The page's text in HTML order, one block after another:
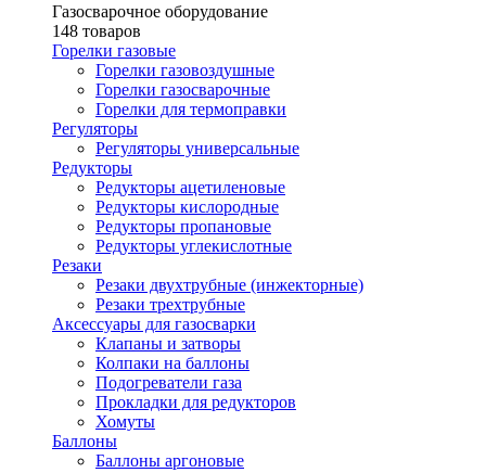
Газосварочное оборудование
148 товаров
Горелки газовые
Горелки газовоздушные
Горелки газосварочные
Горелки для термоправки
Регуляторы
Регуляторы универсальные
Редукторы
Редукторы ацетиленовые
Редукторы кислородные
Редукторы пропановые
Редукторы углекислотные
Резаки
Резаки двухтрубные (инжекторные)
Резаки трехтрубные
Аксессуары для газосварки
Клапаны и затворы
Колпаки на баллоны
Подогреватели газа
Прокладки для редукторов
Хомуты
Баллоны
Баллоны аргоновые